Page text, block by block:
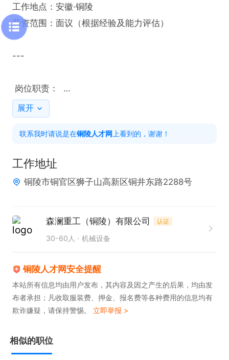
工作地点：安徽·铜陵
薪资范围：面议（根据经验及能力评估）
---
岗位职责：
1. 负责高效永磁同步电机、屏蔽电机的设计、开发与
性能优化，包括电磁设计、结构设计及热分析。
2. 参与电机仿真与测试（如电磁场仿真、损耗分析、
3. 主导或协助解决电机生产、装配及应用中的技术问
题，确保产品可靠性与性能达标。
机设计中的应用。
5. 编写技术文档（如设计方案、测试报告、专利
任职要求：
1. 学历与专业：电机工程、电气工程、机械电子等相
关专业。
展开
联系我时请说是在铜陵人才网 上看到的，谢谢！
工作地址
铜陵市铜官区狮子山高新区铜井东路2288号
森澜重工（铜陵）有限公司 认证
30-60人 机械设备
铜陵人才网安全提醒
本站所有信息均由用户发布，其内容及因之产生的后果，均由发
布者承担；凡收取服装费、押金、报名费等各种费用的信息均有
欺诈嫌疑，请保持警惕。 立即举报 >
相似的职位